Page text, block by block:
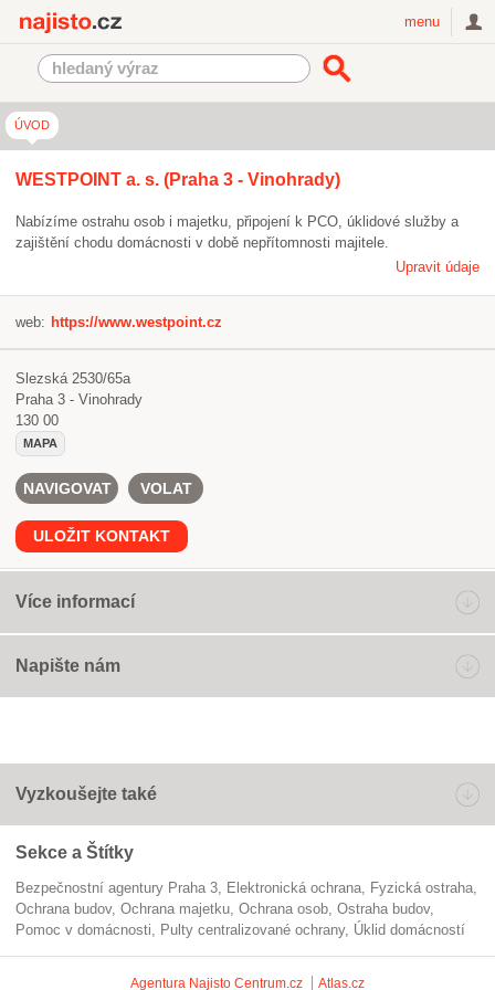
menu
ÚVOD
WESTPOINT a. s. (Praha 3 - Vinohrady)
Nabízíme ostrahu osob i majetku, připojení k PCO, úklidové služby a
zajištění chodu domácnosti v době nepřítomnosti majitele.
Upravit údaje
web: https://www.westpoint.cz
Slezská 2530/65a
Praha 3 - Vinohrady
130 00
MAPA
NAVIGOVAT VOLAT
ULOŽIT KONTAKT
Více informací
Napište nám
Vyzkoušejte také
Sekce a Štítky
Bezpečnostní agentury Praha 3 Elektronická ochrana
fyzická ostraha
ochrana budov
ochrana majetku ochrana osob
ostraha budov
pomoc v domácnosti
pulty centralizované ochrany úklid domácností
Agentura Najisto Centrum.cz Atlas.cz